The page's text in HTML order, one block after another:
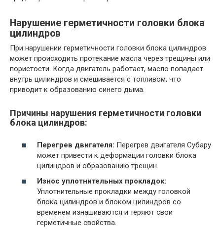
Нарушение герметичности головки блока
цилиндров
При нарушении герметичности головки блока цилиндров
может происходить протекание масла через трещины или
пористости. Когда двигатель работает, масло попадает
внутрь цилиндров и смешивается с топливом, что
приводит к образованию синего дыма.
Причины нарушения герметичности головки
блока цилиндров:
Перегрев двигателя: Перегрев двигателя Субару
может привести к деформации головки блока
цилиндров и образованию трещин.
Износ уплотнительных прокладок:
Уплотнительные прокладки между головкой
блока цилиндров и блоком цилиндров со
временем изнашиваются и теряют свои
герметичные свойства.